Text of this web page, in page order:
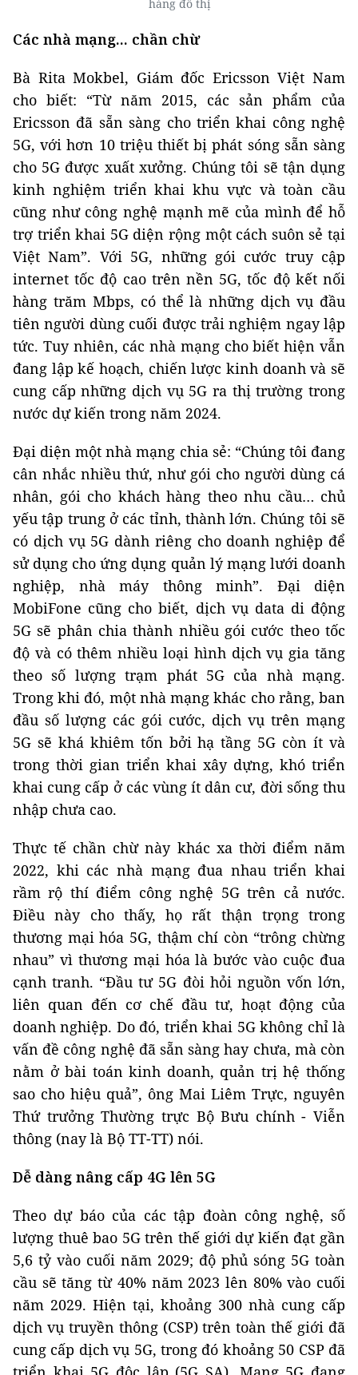
hàng đô thị
Các nhà mạng... chần chừ
Bà Rita Mokbel, Giám đốc Ericsson Việt Nam
cho biết: “Từ năm 2015, các sản phẩm của
Ericsson đã sẵn sàng cho triển khai công nghệ
5G, với hơn 10 triệu thiết bị phát sóng sẵn sàng
cho 5G được xuất xưởng. Chúng tôi sẽ tận dụng
kinh nghiệm triển khai khu vực và toàn cầu
cũng như công nghệ mạnh mẽ của mình để hỗ
trợ triển khai 5G diện rộng một cách suôn sẻ tại
Việt Nam”. Với 5G, những gói cước truy cập
internet tốc độ cao trên nền 5G, tốc độ kết nối
hàng trăm Mbps, có thể là những dịch vụ đầu
tiên người dùng cuối được trải nghiệm ngay lập
tức. Tuy nhiên, các nhà mạng cho biết hiện vẫn
đang lập kế hoạch, chiến lược kinh doanh và sẽ
cung cấp những dịch vụ 5G ra thị trường trong
nước dự kiến trong năm 2024.
Đại diện một nhà mạng chia sẻ: “Chúng tôi đang
cân nhắc nhiều thứ, như gói cho người dùng cá
nhân, gói cho khách hàng theo nhu cầu… chủ
yếu tập trung ở các tỉnh, thành lớn. Chúng tôi sẽ
có dịch vụ 5G dành riêng cho doanh nghiệp để
sử dụng cho ứng dụng quản lý mạng lưới doanh
nghiệp, nhà máy thông minh”. Đại diện
MobiFone cũng cho biết, dịch vụ data di động
5G sẽ phân chia thành nhiều gói cước theo tốc
độ và có thêm nhiều loại hình dịch vụ gia tăng
theo số lượng trạm phát 5G của nhà mạng.
Trong khi đó, một nhà mạng khác cho rằng, ban
đầu số lượng các gói cước, dịch vụ trên mạng
5G sẽ khá khiêm tốn bởi hạ tầng 5G còn ít và
trong thời gian triển khai xây dựng, khó triển
khai cung cấp ở các vùng ít dân cư, đời sống thu
nhập chưa cao.
Thực tế chần chừ này khác xa thời điểm năm
2022, khi các nhà mạng đua nhau triển khai
rầm rộ thí điểm công nghệ 5G trên cả nước.
Điều này cho thấy, họ rất thận trọng trong
thương mại hóa 5G, thậm chí còn “trông chừng
nhau” vì thương mại hóa là bước vào cuộc đua
cạnh tranh. “Đầu tư 5G đòi hỏi nguồn vốn lớn,
liên quan đến cơ chế đầu tư, hoạt động của
doanh nghiệp. Do đó, triển khai 5G không chỉ là
vấn đề công nghệ đã sẵn sàng hay chưa, mà còn
nằm ở bài toán kinh doanh, quản trị hệ thống
sao cho hiệu quả”, ông Mai Liêm Trực, nguyên
Thứ trưởng Thường trực Bộ Bưu chính - Viễn
thông (nay là Bộ TT-TT) nói.
Dễ dàng nâng cấp 4G lên 5G
Theo dự báo của các tập đoàn công nghệ, số
lượng thuê bao 5G trên thế giới dự kiến đạt gần
5,6 tỷ vào cuối năm 2029; độ phủ sóng 5G toàn
cầu sẽ tăng từ 40% năm 2023 lên 80% vào cuối
năm 2029. Hiện tại, khoảng 300 nhà cung cấp
dịch vụ truyền thông (CSP) trên toàn thế giới đã
cung cấp dịch vụ 5G, trong đó khoảng 50 CSP đã